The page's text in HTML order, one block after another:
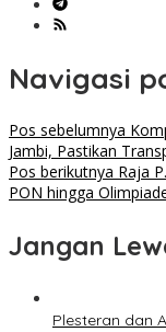
Navigasi
Pos sebelumnya
Jambi, Pastikan
Pos berikutnya Raja
PON hingga
Jangan
Plesteran dan